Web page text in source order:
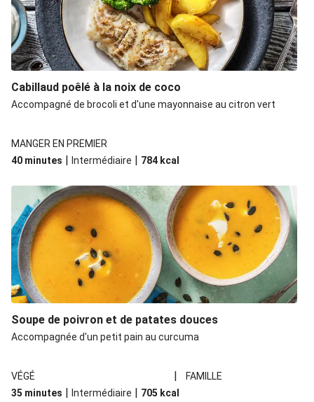
Cabillaud poêlé à la noix de coco
Accompagné de brocoli et d'une mayonnaise au citron vert
MANGER EN PREMIER
40 minutes | Intermédiaire | 784 kcal
Soupe de poivron et de patates douces
Accompagnée d'un petit pain au curcuma
VÉGÉ |
FAMILLE
35 minutes | Intermédiaire | 705 kcal